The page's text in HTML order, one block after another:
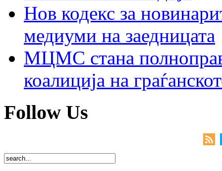
Нов кодекс за
медиуми на заедницата
МЦМС стана
коалиција на
Follow Us